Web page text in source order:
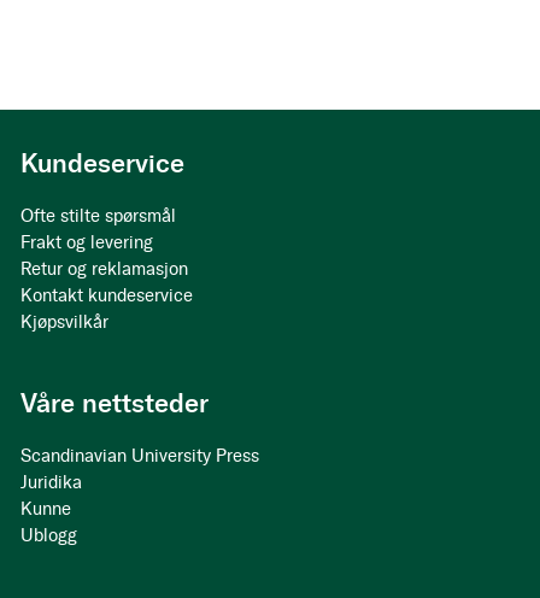
Kundeservice
Ofte stilte spørsmål
Frakt og levering
Retur og reklamasjon
Kontakt kundeservice
Kjøpsvilkår
Våre nettsteder
Scandinavian University Press
Juridika
Kunne
Ublogg